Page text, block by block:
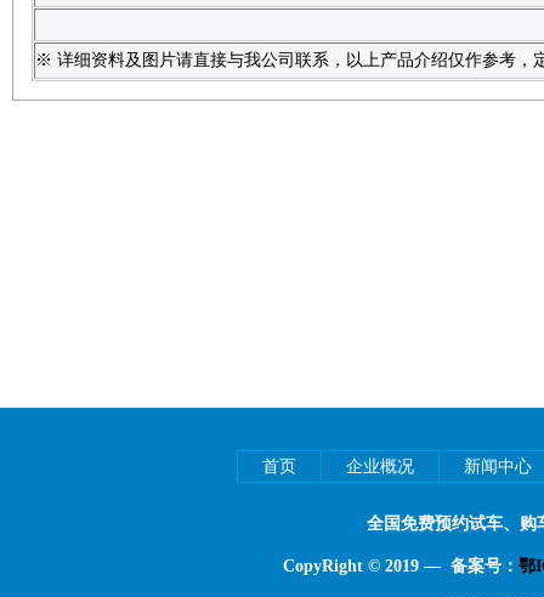
※ 详细资料及图片请直接与我公司联系，以上产品介绍仅作参考，
首页 企业概况 新闻中心
全国免费预约试车、购
CopyRight © 2019 — 备案号： 鄂